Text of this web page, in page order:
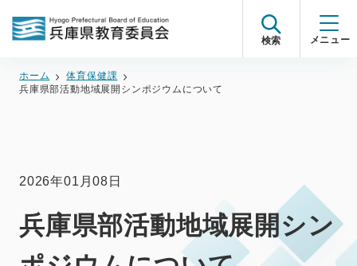
検索
ホーム
体育保健課
兵庫県部活動地域展開シンポジウムについて
2026年01月08日
兵庫県部活動地域展開シン